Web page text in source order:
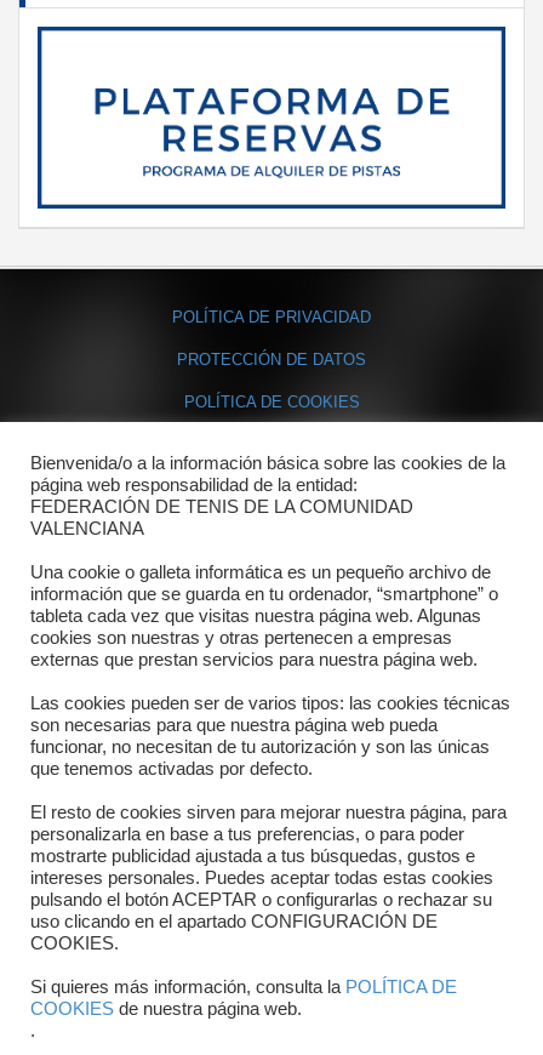
POLÍTICA DE PRIVACIDAD
PROTECCIÓN DE DATOS
POLÍTICA DE COOKIES
Contacto
Dónde estamos
Directorio departamentos
Horario
Formulario de contacto
Copyright © 2025 FTCV
Bienvenida/o a la información básica sobre las cookies de la
página web responsabilidad de la entidad:
FEDERACIÓN DE TENIS DE LA COMUNIDAD
VALENCIANA
Una cookie o galleta informática es un pequeño archivo de
información que se guarda en tu ordenador, “smartphone” o
tableta cada vez que visitas nuestra página web. Algunas
cookies son nuestras y otras pertenecen a empresas
externas que prestan servicios para nuestra página web.
Las cookies pueden ser de varios tipos: las cookies técnicas
son necesarias para que nuestra página web pueda
funcionar, no necesitan de tu autorización y son las únicas
que tenemos activadas por defecto.
El resto de cookies sirven para mejorar nuestra página, para
personalizarla en base a tus preferencias, o para poder
mostrarte publicidad ajustada a tus búsquedas, gustos e
intereses personales. Puedes aceptar todas estas cookies
pulsando el botón ACEPTAR o configurarlas o rechazar su
uso clicando en el apartado CONFIGURACIÓN DE
COOKIES.
Si quieres más información, consulta la POLÍTICA DE
COOKIES de nuestra página web.
.